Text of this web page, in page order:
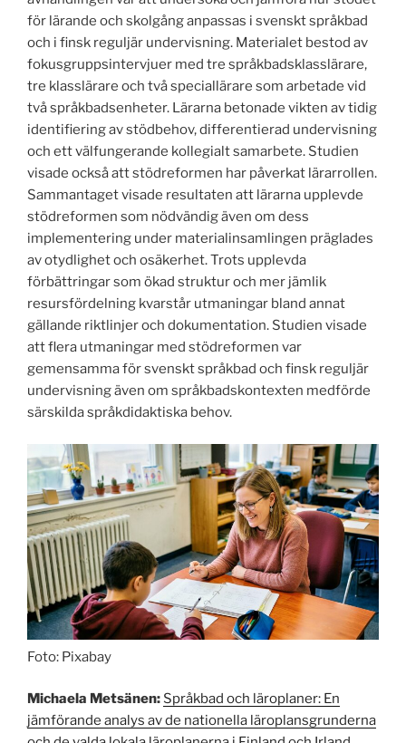
för lärande och skolgång anpassas i svenskt språkbad
och i finsk reguljär undervisning. Materialet bestod av
fokusgruppsintervjuer med tre språkbadsklasslärare,
tre klasslärare och två speciallärare som arbetade vid
två språkbadsenheter. Lärarna betonade vikten av tidig
identifiering av stödbehov, differentierad undervisning
och ett välfungerande kollegialt samarbete. Studien
visade också att stödreformen har påverkat lärarrollen.
Sammantaget visade resultaten att lärarna upplevde
stödreformen som nödvändig även om dess
implementering under materialinsamlingen präglades
av otydlighet och osäkerhet. Trots upplevda
förbättringar som ökad struktur och mer jämlik
resursfördelning kvarstår utmaningar bland annat
gällande riktlinjer och dokumentation. Studien visade
att flera utmaningar med stödreformen var
gemensamma för svenskt språkbad och finsk reguljär
undervisning även om språkbadskontexten medförde
särskilda språkdidaktiska behov.
Foto: Pixabay
Michaela Metsänen: Språkbad och läroplaner: En
jämförande analys av de nationella läroplansgrunderna